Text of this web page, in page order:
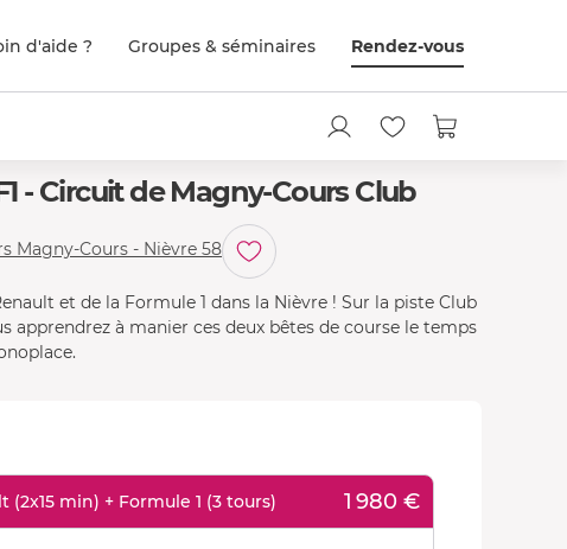
d'aide ? Groupes & séminaires Rendez-vous
- Circuit de Magny-Cours Club
Magny-Cours - Nièvre 58
et de la Formule 1 dans la Nièvre ! Sur la piste Club
apprendrez à manier ces deux bêtes de course le temps
min) + Formule 1 (3 tours) 1 980 €